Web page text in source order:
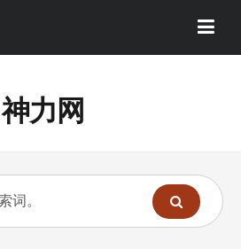
神力网